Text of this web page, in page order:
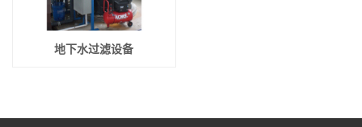
地下水过滤设备